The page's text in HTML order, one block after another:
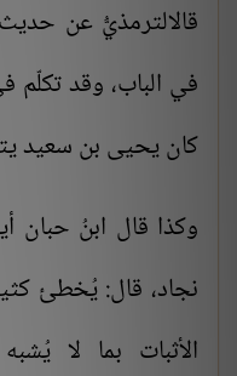
قالالترمذيُّ عن
في الباب، وقد تكلّم
كان يحيى بن سعيد
وكذا قال ابنُ حبان
نجاد، قال: يُخطئ
الأثبات بما لا